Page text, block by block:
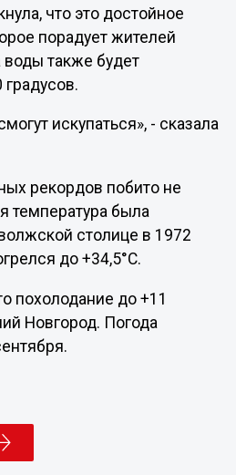
что это достойное
порадует жителей
воды также будет
искупаться», - сказала
рекордов побито не
температура была
столице в 1972
до +34,5°C.
похолодание до +11
Новгород. Погода